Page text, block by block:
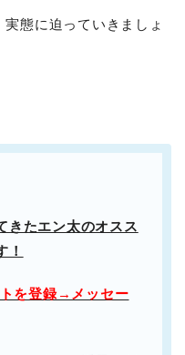
態に迫っていきましょ
きたエン太のオスス
！
を登録→メッセー